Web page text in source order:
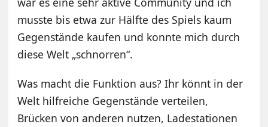
musste bis etwa zur Hälfte des Spiels kaum
Gegenstände kaufen und konnte mich durch
diese Welt „schnorren“.
Was macht die Funktion aus? Ihr könnt in der
Welt hilfreiche Gegenstände verteilen,
Brücken von anderen nutzen, Ladestationen